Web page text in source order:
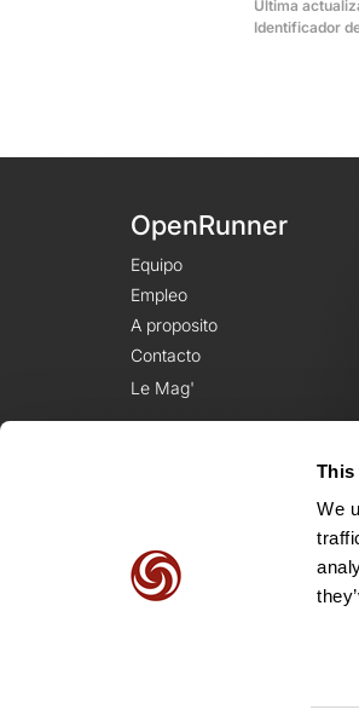
This
We
Última
Identificador
OpenRunner
Equipo
Empleo
A proposito
Contacto
Le Mag'